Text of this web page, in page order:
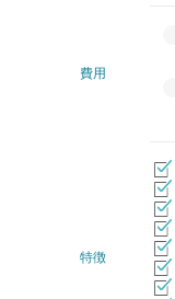
費用
特徴